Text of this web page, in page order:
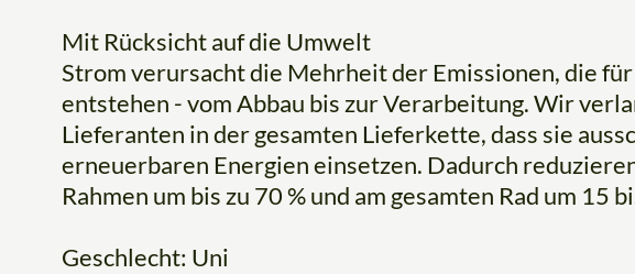
Mit Rücksicht auf die Umwelt
Strom verursacht die Mehrheit der Emissionen, die
entstehen - vom Abbau bis zur Verarbeitung. Wir
Lieferanten in der gesamten Lieferkette, dass sie
erneuerbaren Energien einsetzen. Dadurch
Rahmen um bis zu 70 % und am gesamten Rad um 15
Geschlecht: Uni